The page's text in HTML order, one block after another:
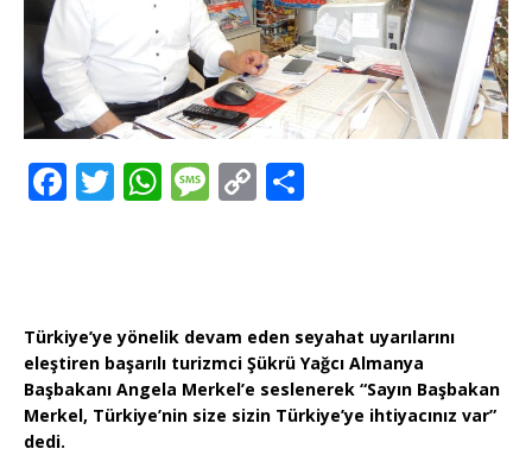
F
b
o
o
T
r
W
A
p
p
M
g
e
C
Li
n
k
Türkiye’ye yönelik devam eden seyahat uyarılarını
eleştiren başarılı turizmci Şükrü Yağcı Almanya
Başbakanı Angela Merkel’e seslenerek “Sayın Başbakan
Merkel, Türkiye’nin size sizin Türkiye’ye ihtiyacınız var”
dedi.